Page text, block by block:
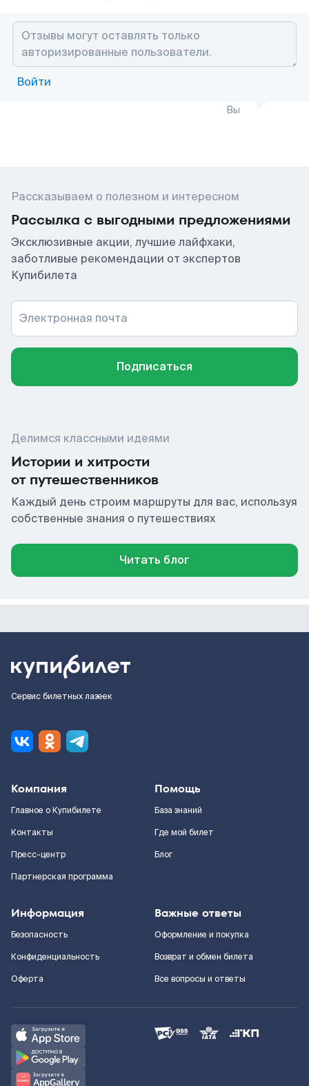
Войти
Вы
Рассказываем о полезном и интересном
Рассылка с выгодными предложениями
Эксклюзивные акции, лучшие лайфхаки,
заботливые рекомендации от экспертов
Купибилета
Электронная почта
Подписаться
Делимся классными идеями
Истории и хитрости
от путешественников
Каждый день строим маршруты для вас, используя
собственные знания о путешествиях
Читать блог
Сервис билетных лазеек
Компания
Главное о Купибилете
Контакты
Пресс-центр
Партнерская программа
Помощь
База знаний
Где мой билет
Блог
Информация
Безопасность
Конфиденциальность
Оферта
Важные ответы
Оформление и покупка
Возврат и обмен билета
Все вопросы и ответы